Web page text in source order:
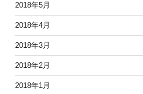
2018年5月
2018年4月
2018年3月
2018年2月
2018年1月